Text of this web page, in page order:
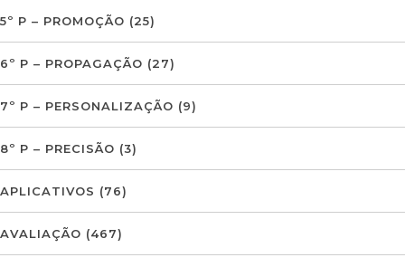
5º P – PROMOÇÃO (25)
6º P – PROPAGAÇÃO (27)
7º P – PERSONALIZAÇÃO (9)
8º P – PRECISÃO (3)
APLICATIVOS (76)
AVALIAÇÃO (467)